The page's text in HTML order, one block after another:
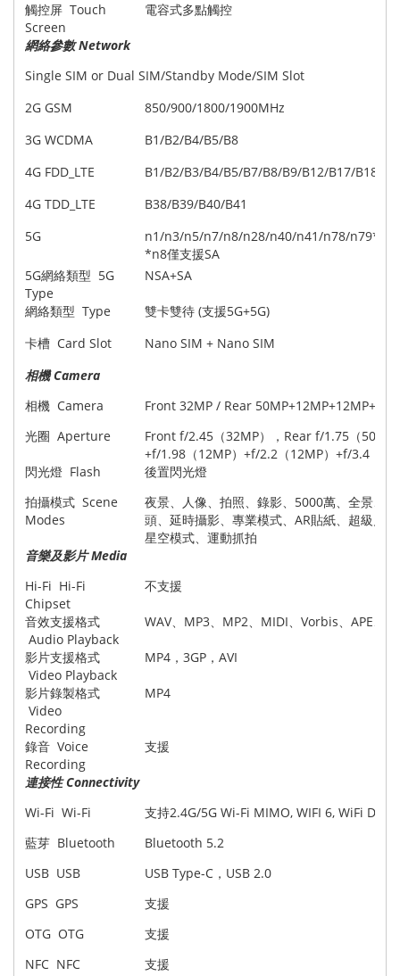
觸控屏 Touch
Screen
電容式多點觸控
網絡參數 Network
Single SIM or Dual SIM/Standby Mode/SIM Slot
2G GSM
850/900/1800/1900MHz
3G WCDMA
B1/B2/B4/B5/B8
4G FDD_LTE
B1/B2/B3/B4/B5/B7/B8/B9/B12/B17/B18/
4G TDD_LTE
B38/B39/B40/B41
5G
n1/n3/n5/n7/n8/n28/n40/n41/n78/n79*
*n8僅支援SA
5G網絡類型 5G
Type
NSA+SA
網絡類型 Type
雙卡雙待 (支援5G+5G)
卡槽 Card Slot
Nano SIM + Nano SIM
相機 Camera
相機 Camera
Front 32MP / Rear
光圈 Aperture
Front f/2.45（32MP），Rear f/1.75（50MP
+f/1.98（12MP）+f/2.2（12MP）+f/3.4（
閃光燈 Flash
後置閃光燈
拍攝模式 Scene
Modes
夜景、人像、拍照、錄影、5000萬、全景、
頭、延時攝影、專業模式、AR貼紙、超級月
星空模式、運動抓拍
音樂及影片 Media
Hi-Fi Hi-Fi
Chipset
不支援
音效支援格式
Audio Playback
WAV、MP3、MP2、MIDI、Vorbis、APE、
影片支援格式
Video Playback
MP4，3GP，AVI
影片錄製格式
Video
Recording
MP4
錄音 Voice
Recording
支援
連接性 Connectivity
Wi-Fi Wi-Fi
支持2.4G/5G Wi-Fi MIMO, WIFI 6, WiFi
藍芽 Bluetooth
Bluetooth 5.2
USB USB
USB Type-C，USB 2.0
GPS GPS
支援
OTG OTG
支援
NFC NFC
支援